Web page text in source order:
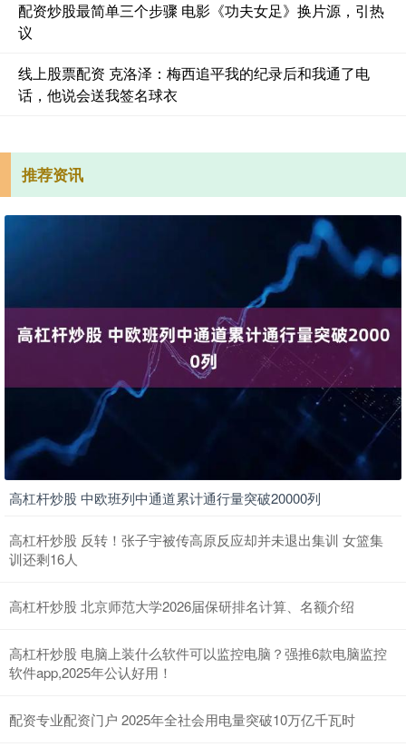
配资炒股最简单三个步骤 电影《功夫女足》换片源，引热
议
线上股票配资 克洛泽：梅西追平我的纪录后和我通了电
话，他说会送我签名球衣
推荐资讯
高杠杆炒股 中欧班列中通道累计通行量突破20000列
高杠杆炒股 反转！张子宇被传高原反应却并未退出集训 女篮集
训还剩16人
高杠杆炒股 北京师范大学2026届保研排名计算、名额介绍
高杠杆炒股 电脑上装什么软件可以监控电脑？强推6款电脑监控
软件app,2025年公认好用！
配资专业配资门户 2025年全社会用电量突破10万亿千瓦时